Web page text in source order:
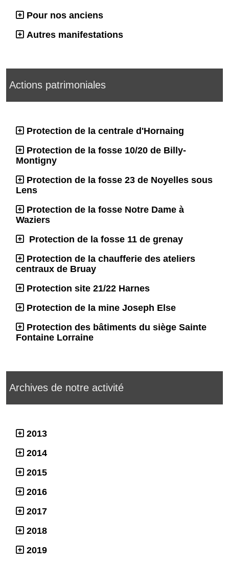
Pour nos anciens
Autres manifestations
Actions patrimoniales
Protection de la centrale d'Hornaing
Protection de la fosse 10/20 de Billy-
Montigny
Protection de la fosse 23 de Noyelles sous
Lens
Protection de la fosse Notre Dame à
Waziers
Protection de la fosse 11 de grenay
Protection de la chaufferie des ateliers
centraux de Bruay
Protection site 21/22 Harnes
Protection de la mine Joseph Else
Protection des bâtiments du siège Sainte
Fontaine Lorraine
Archives de notre activité
2013
2014
2015
2016
2017
2018
2019